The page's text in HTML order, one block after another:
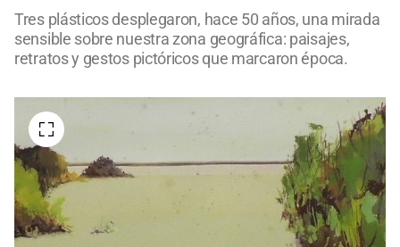
Tres plásticos desplegaron, hace 50 años, una mirada
sensible sobre nuestra zona geográfica: paisajes,
retratos y gestos pictóricos que marcaron época.